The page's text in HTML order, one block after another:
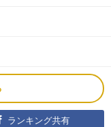
ランキング共有